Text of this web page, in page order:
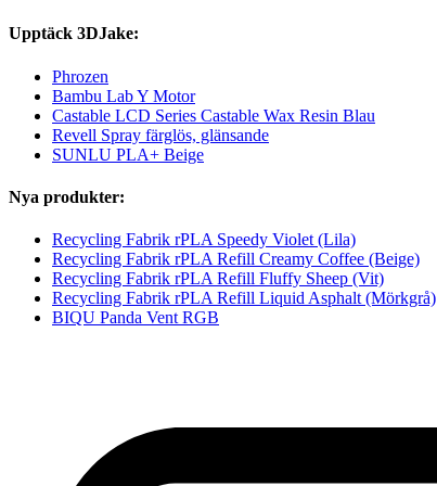
Upptäck 3DJake:
Phrozen
Bambu Lab Y Motor
Castable LCD Series Castable Wax Resin Blau
Revell Spray färglös, glänsande
SUNLU PLA+ Beige
Nya produkter:
Recycling Fabrik rPLA Speedy Violet (Lila)
Recycling Fabrik rPLA Refill Creamy Coffee (Beige)
Recycling Fabrik rPLA Refill Fluffy Sheep (Vit)
Recycling Fabrik rPLA Refill Liquid Asphalt (Mörkgrå)
BIQU Panda Vent RGB